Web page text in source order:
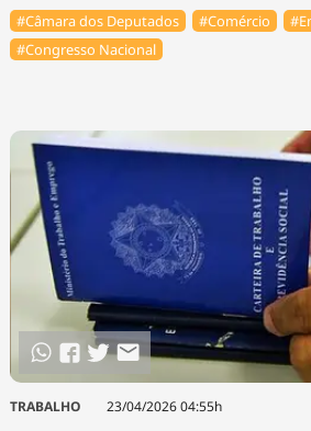
#Câmara dos Deputados #Comércio
#Congresso Nacional
TRABALHO 23/04/2026 04:55h